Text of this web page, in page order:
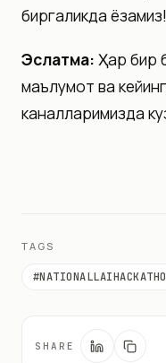
биргаликда
Эслатма: Ҳар бир
маълумот ва
каналларимизда
TAGS
#
SHARE